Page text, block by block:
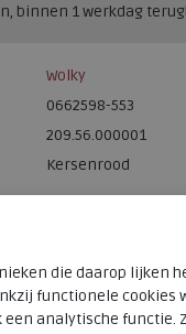
binnen 1 werkdag
Wolky
0662598-553
209.56.000001
Kersenrood
die daarop lijken
functionele cookies
een analytische functie.